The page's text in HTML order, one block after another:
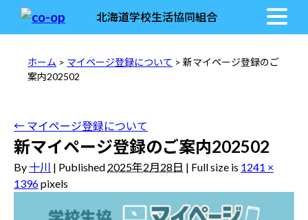
北海道学校生活協同組合
ホーム > マイページ登録について > 新マイページ登録のご
案内202502
← マイページ登録について
新マイページ登録のご案内202502
By 十川 | Published 2025年2月28日 | Full size is 1241 ×
1396pixels